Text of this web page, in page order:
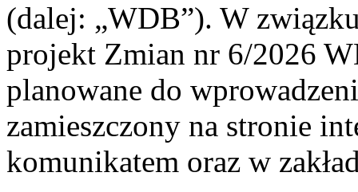
(dalej: „WDB”). W
projekt Zmian nr 6/2026
planowane do
zamieszczony na stronie
komunikatem oraz w